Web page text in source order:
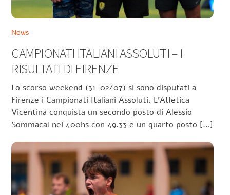
News
CAMPIONATI ITALIANI ASSOLUTI – I
RISULTATI DI FIRENZE
Lo scorso weekend (31-02/07) si sono disputati a
Firenze i Campionati Italiani Assoluti. L’Atletica
Vicentina conquista un secondo posto di Alessio
Sommacal nei 400hs con 49.33 e un quarto posto […]